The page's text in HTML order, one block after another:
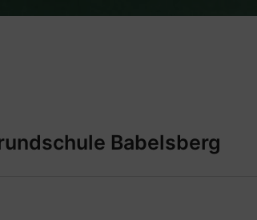
Babelsberg